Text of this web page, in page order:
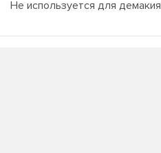
Не используется для